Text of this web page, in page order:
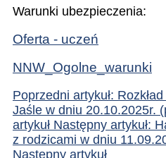
Warunki ubezpieczenia:
Oferta - uczeń
NNW_Ogolne_warunki
Poprzedni artykuł:
Jaśle w dniu 20.10.2025r.
artykuł Następny artykuł:
z rodzicami w dniu
Następny artykuł